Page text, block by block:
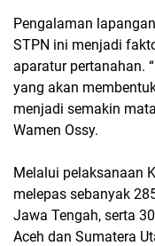
Pengalaman
STPN ini menjadi
aparatur pertanahan.
yang akan
menjadi semakin
Wamen Ossy.
Melalui pelaksanaan
melepas sebanyak
Jawa Tengah, serta
Aceh dan Sumatera